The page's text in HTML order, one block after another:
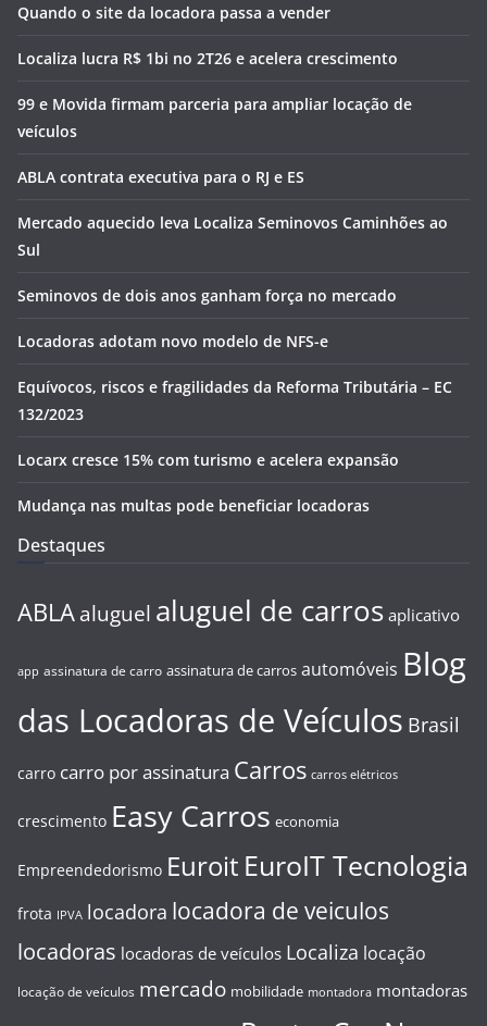
Quando o site da locadora passa a vender
Localiza lucra R$ 1bi no 2T26 e acelera crescimento
99 e Movida firmam parceria para ampliar locação de
veículos
ABLA contrata executiva para o RJ e ES
Mercado aquecido leva Localiza Seminovos Caminhões ao
Sul
Seminovos de dois anos ganham força no mercado
Locadoras adotam novo modelo de NFS-e
Equívocos, riscos e fragilidades da Reforma Tributária – EC
132/2023
Locarx cresce 15% com turismo e acelera expansão
Mudança nas multas pode beneficiar locadoras
Destaques
ABLA aluguel aluguel de carros aplicativo
app assinatura de carro assinatura de carros automóveis Blog
das Locadoras de Veículos Brasil
carro carro por assinatura Carros carros elétricos
crescimento Easy Carros economia
Empreendedorismo Euroit EuroIT Tecnologia
frota IPVA locadora locadora de veiculos
locadoras locadoras de veículos Localiza locação
locação de veículos mercado mobilidade montadora montadoras